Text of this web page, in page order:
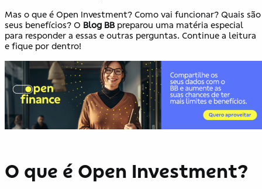
Mas o que é Open Investment? Como vai funcionar? Quais são
seus benefícios? O Blog BBpreparou uma matéria especial
para responder a essas e outras perguntas. Continue a leitura
e fique por dentro!
O que é Open Investment?